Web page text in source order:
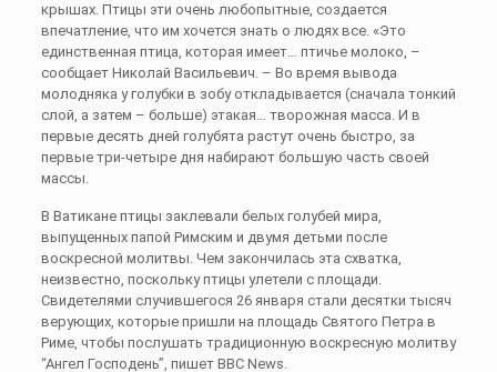
крышах. Птицы эти очень любопытные, создается
впечатление, что им хочется знать о людях все. «Это
единственная птица, которая имеет… птичье молоко, –
сообщает Николай Васильевич. – Во время вывода
молодняка у голубки в зобу откладывается (сначала тонкий
слой, а затем – больше) этакая… творожная масса. И в
первые десять дней голубята растут очень быстро, за
первые три-четыре дня набирают большую часть своей
массы.
В Ватикане птицы заклевали белых голубей мира,
выпущенных папой Римским и двумя детьми после
воскресной молитвы. Чем закончилась эта схватка,
неизвестно, поскольку птицы улетели с площади.
Свидетелями случившегося 26 января стали десятки тысяч
верующих, которые пришли на площадь Святого Петра в
Риме, чтобы послушать традиционную воскресную молитву
“Ангел Господень”, пишет BBC News.